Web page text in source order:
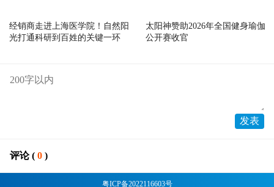
经销商走进上海医学院！自然阳
光打通科研到百姓的关键一环
太阳神赞助2026年全国健身瑜伽
公开赛收官
评论 ( 0 )
粤ICP备2022116603号